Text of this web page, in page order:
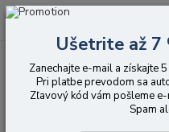
Ušetrite až 7
Zanechajte e-mail a získajte
Pri platbe prevodom sa
Zľavový kód vám pošleme
Spam